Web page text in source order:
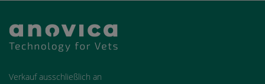
Verkauf ausschließlich an